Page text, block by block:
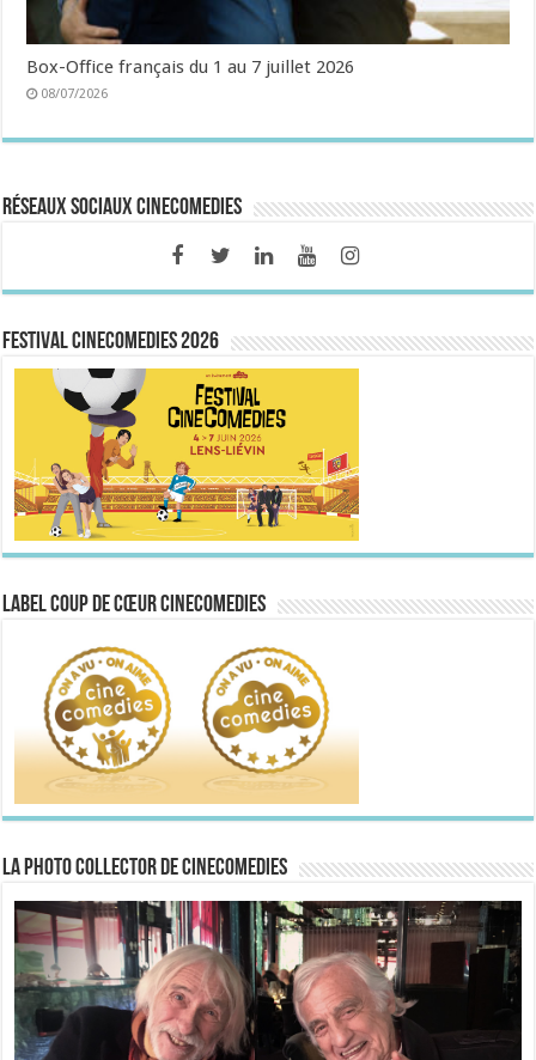
Box-Office français du 1 au 7 juillet 2026
08/07/2026
Réseaux sociaux CineComedies
FESTIVAL CINECOMEDIES 2026
Label Coup de Cœur CineComedies
La Photo collector de CineComedies